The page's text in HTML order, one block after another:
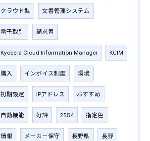
クラウド型 文書管理システム
電子取引 請求書
Kyocera Cloud Information Manager KCIM
購入 インボイス制度 環境
初期設定 IPアドレス おすすめ
自動機能 好評 2554 指定色
情報 メーカー保守 長野県 長野